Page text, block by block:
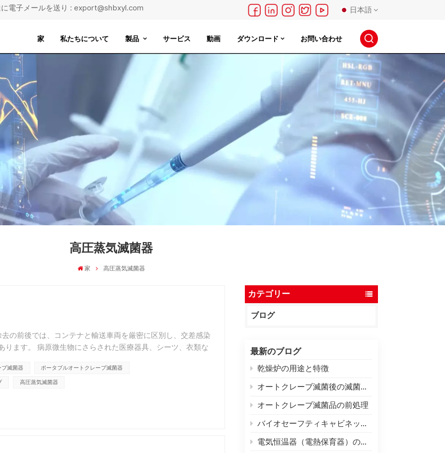
電子メールを送り : export@shbxyl.com 日本語
English
français
русский
español
português
日本語
家 私たちについて 製品 サービス 動画 ダウンロード お問い合わせ
高圧蒸気滅菌器
家 高圧蒸気滅菌器
カテゴリー
ブログ
最新のブログ
乾燥炉の用途と特徴
オートクレーブ滅菌後の滅菌品の乾燥
オートクレーブ滅菌品の前処理
バイオセーフティキャビネットをテストするための基準は何ですか?
電気恒温器（電熱保育器）のよくある故障
の前後では、コンテナと輸送車両を厳密に区別し、交差感染
ります。 病原微生物にさらされた医療器具、シーツ、衣類な
滅菌器 ポータブルオートクレーブ滅菌器
高圧蒸気滅菌器